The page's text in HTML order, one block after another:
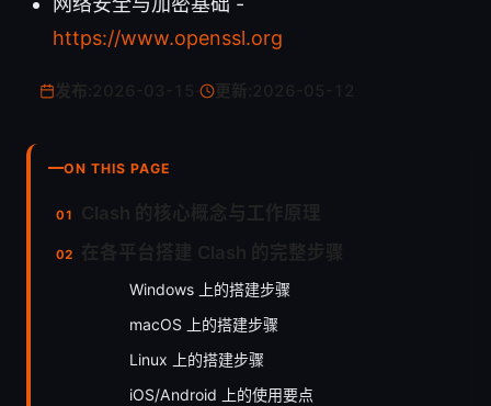
https://www.openssl.org
更新:
ON THIS PAGE
Windows 上的搭建步骤
macOS 上的搭建步骤
Linux 上的搭建步骤
iOS/Android 上的使用要点